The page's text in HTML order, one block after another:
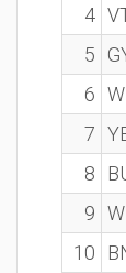
4
5
6
7
8
9
10